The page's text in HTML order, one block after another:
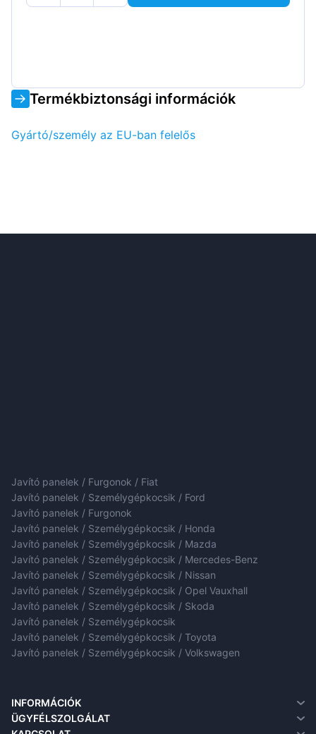
Termékbiztonsági információk
Gyártó/személy az EU-ban felelős
Javító panelek / Furgonok / Fiat
Javító panelek / Személygépkocsik / Ford
Javító panelek / Furgonok
Javító panelek / Személygépkocsik / Honda
Javító panelek / Személygépkocsik / Mazda
Javító panelek / Személygépkocsik / Mercedes-Benz
Javító panelek / Személygépkocsik / Nissan
Javító panelek / Személygépkocsik / Opel Vauxhall
Javító panelek / Személygépkocsik / Skoda
Javító panelek / Személygépkocsik
Javító panelek / Személygépkocsik / Toyota
Javító panelek / Személygépkocsik / Volkswagen
INFORMÁCIÓK
Rólunk
ÜGYFÉLSZOLGÁLAT